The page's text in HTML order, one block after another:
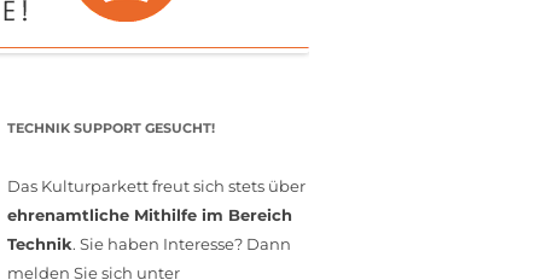
MITGLIEDSCHAFT
TECHNIK SUPPORT GESUCHT!
Das Kulturparkett freut sich stets über
ehrenamtliche Mithilfe im Bereich
Technik. Sie haben Interesse? Dann
melden Sie sich unter